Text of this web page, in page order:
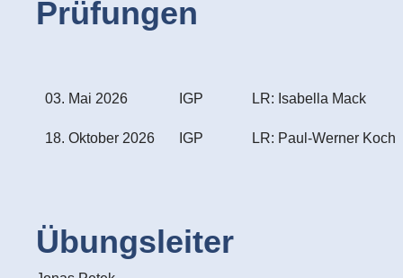
Prüfungen
03. Mai 2026 IGP LR: Isabella Mack
18. Oktober 2026 IGP LR: Paul-Werner Koch
Übungsleiter